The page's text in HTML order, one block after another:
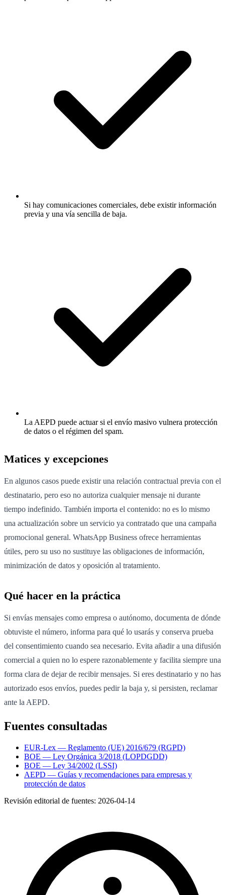
Si hay comunicaciones comerciales, debe existir información
previa y una vía sencilla de baja.
La AEPD puede actuar si el envío masivo vulnera protección
de datos o el régimen del spam.
Matices y excepciones
En algunos casos puede existir una relación contractual previa con el
destinatario, pero eso no autoriza cualquier mensaje ni durante
tiempo indefinido. También importa el contenido: no es lo mismo
una actualización sobre un servicio ya contratado que una campaña
promocional general. WhatsApp Business ofrece herramientas
útiles, pero su uso no sustituye las obligaciones de información,
minimización de datos y oposición al tratamiento.
Qué hacer en la práctica
Si envías mensajes como empresa o autónomo, documenta de dónde
obtuviste el número, informa para qué lo usarás y conserva prueba
del consentimiento cuando sea necesario. Evita añadir a una difusión
comercial a quien no lo espere razonablemente y facilita siempre una
forma clara de dejar de recibir mensajes. Si eres destinatario y no has
autorizado esos envíos, puedes pedir la baja y, si persisten, reclamar
ante la AEPD.
Fuentes consultadas
EUR-Lex — Reglamento (UE) 2016/679 (RGPD)
BOE — Ley Orgánica 3/2018 (LOPDGDD)
BOE — Ley 34/2002 (LSSI)
AEPD — Guías y recomendaciones para empresas y
protección de datos
Revisión editorial de fuentes: 2026-04-14